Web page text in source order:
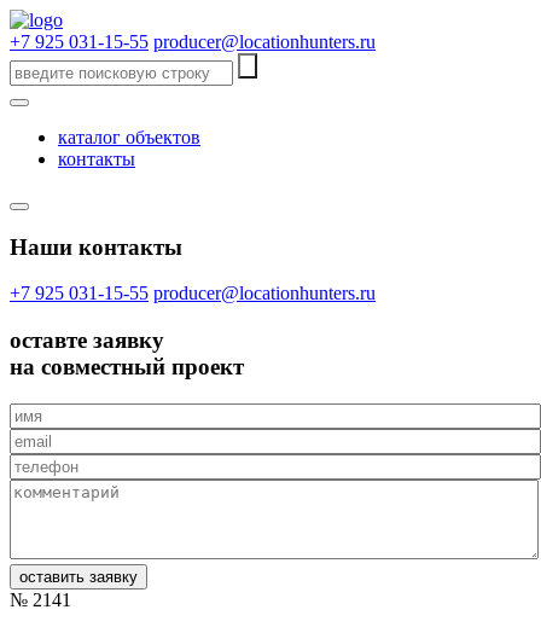
+7 925 031-15-55 producer@locationhunters.ru
каталог объектов
контакты
Наши контакты
+7 925 031-15-55 producer@locationhunters.ru
оставте заявку
на совместный проект
№ 2141